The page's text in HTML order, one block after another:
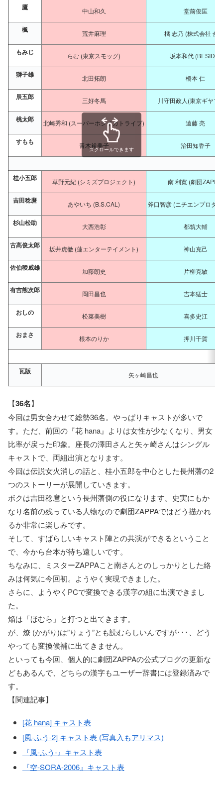
鷹 中山和久 堂前俊匡
楓 荒井麻理 橘 志乃 (株式会社 合
もみじ らむ (東京スモッグ) 坂本和代 (BESIDE)
獅子雄 北田拓朗 橋本 仁
辰五郎 三好冬馬 川守田政人(東京ギヤマ
桃太郎 北崎秀和 (スーパーホシイカトライブ) 遠藤 亮
すもも 青木裕美子 治田知香子
桂小五郎 草野元紀 (シミズプロジェクト) 南 利寛 (劇団ZAPPA)
吉田稔麿 あやいち (B.S.CAL) 斧口智彦 (ニチエンプロダ
杉山松助 大西浩彰 都筑大輔
古高俊太郎 坂井虎徹 (蓮エンターテイメント) 神山克己
佐伯稜威雄 加藤朗史 片柳克敏
有吉熊次郎 岡田昌也 吉本猛士
おしの 松菜美樹 喜多史江
おまさ 根本のりか 押川千賀
瓦版 矢ヶ崎昌也
スクロールできます
【36名】
今回は男女合わせて総勢36名。やっぱりキャストが多いで
す。ただ、前回の『花 hana』よりは女性が少なくなり、男女
比率が戻った印象。座長の澤田さんと矢ヶ崎さんはシングル
キャストで、両組出演となります。
今回は伝説女火消しの話と、桂小五郎を中心とした長州藩の2
つのストーリーが展開していきます。
ボクは吉田稔麿という長州藩側の役になります。史実にもか
なり名前の残っている人物なので劇団ZAPPAではどう描かれ
るか非常に楽しみです。
そして、すばらしいキャスト陣との共演ができるということ
で、今から台本が待ち遠しいです。
ちなみに、ミスターZAPPAこと南さんとのしっかりとした絡
みは何気に今回初。ようやく実現できました。
さらに、ようやくPCで変換できる漢字の組に出演できまし
た。
焔は「ほむら」と打つと出てきます。
が、燎 (かがり)は”りょう”とも読むらしいんですが･･･、どう
やっても変換候補に出てきません。
といっても今回、個人的に劇団ZAPPAの公式ブログの更新な
どもあるんで、どちらの漢字もユーザー辞書には登録済みで
す。
【関連記事】
[花 hana] キャスト表
[風-ふう-2] キャスト表 (写真入もアリマス)
『風-ふう-』キャスト表
『空-SORA-2006』キャスト表